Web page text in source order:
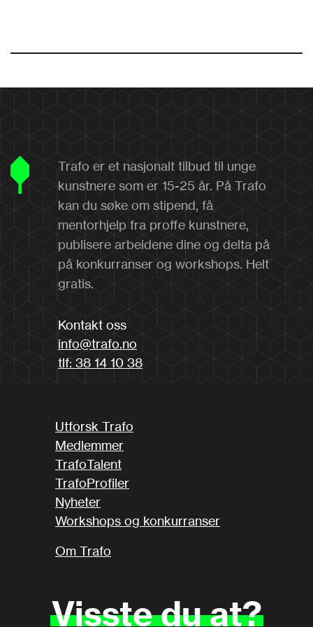
Trafo er et nasjonalt tilbud til unge
kunstnere som er 15-25 år. På Trafo
kan du søke om stipend, få
mentorhjelp fra proffe kunstnere,
publisere arbeidene dine og delta på
på konkurranser og workshops. Helt
gratis.
Kontakt oss
info@trafo.no
tlf: 38 14 10 38
Utforsk Trafo
Medlemmer
TrafoTalent
TrafoProfiler
Nyheter
Workshops og konkurranser
Om Trafo
Vissteduat?